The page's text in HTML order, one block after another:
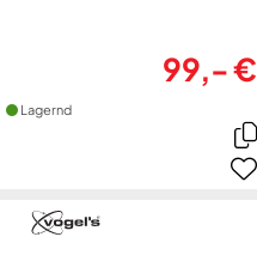
99,- €
Lagernd